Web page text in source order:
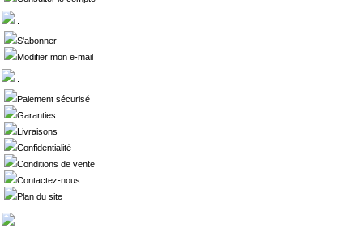
S'abonner
Modifier mon e-mail
Paiement sécurisé
Garanties
Livraisons
Confidentialité
Conditions de vente
Contactez-nous
Plan du site